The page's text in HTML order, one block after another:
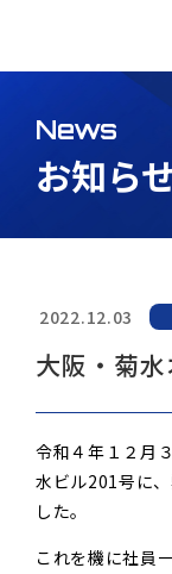
News
お知ら
2022.12.03
大阪・菊
令和４年１２
水ビル201号に
した。
これを機に社員